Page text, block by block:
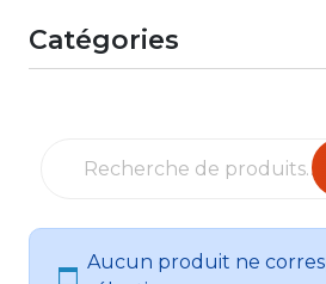
Catégories
pour :
Aucun produit ne